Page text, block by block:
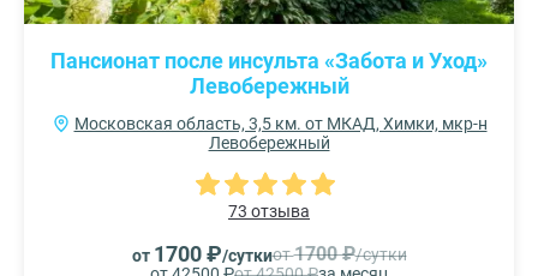
Пансионат после инсульта «Забота и Уход»
Левобережный
Московская область, 3,5 км. от МКАД, Химки, мкр-н
Левобережный
73 отзыва
от 1700 ₽/суткиот1700 ₽/сутки